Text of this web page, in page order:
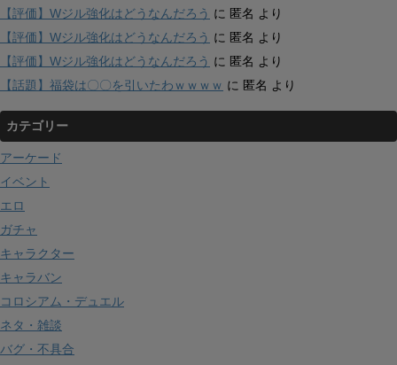
【評価】Wジル強化はどうなんだろう に 匿名 より
【評価】Wジル強化はどうなんだろう に 匿名 より
【評価】Wジル強化はどうなんだろう に 匿名 より
【話題】福袋は〇〇を引いたわｗｗｗｗ に 匿名 より
カテゴリー
アーケード
イベント
エロ
ガチャ
キャラクター
キャラバン
コロシアム・デュエル
ネタ・雑談
バグ・不具合